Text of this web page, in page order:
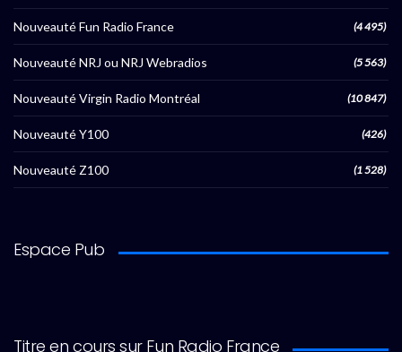
Nouveauté Fun Radio France (4 495)
Nouveauté NRJ ou NRJ Webradios (5 563)
Nouveauté Virgin Radio Montréal (10 847)
Nouveauté Y100 (426)
Nouveauté Z100 (1 528)
Espace Pub
Titre en cours sur Fun Radio France